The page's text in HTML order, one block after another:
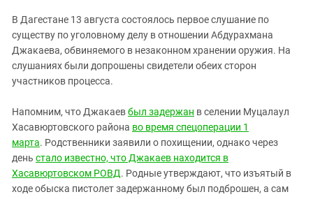
КАВКАЗ ЗА ПАЛЕСТИНУ
ИНАКОМЫСЛИЕ В ЧЕЧНЕ
ПРЕСЛЕДОВАНИЕ АКТИВИСТОВ
МОБИЛИЗАЦИЯ И ПРОТЕСТЫ
Ингушетия
Кабардино-Балкария
Калмыкия
Краснодарский край
Нагорный Карабах
Российская Федерация
Ростовская область
В Дагестане 13 августа состоялось первое слушание по
существу по уголовному делу в отношении Абдурахмана
Джакаева, обвиняемого в незаконном хранении оружия. На
слушаниях были допрошены свидетели обеих сторон
участников процесса.
Напомним, что Джакаевбыл задержан в селении Муцалаул
Хасавюртовского района во время спецоперации 1
марта. Родственники заявили о похищении, однако через
день стало известно, что Джакаев находится в
Хасавюртовском РОВД. Родные утверждают, что изъятый в
ходе обыска пистолет задержанному был подброшен, а сам